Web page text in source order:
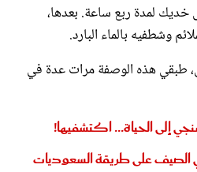
خديك لمدة ربع ساعة. بعدها،
وشطفيه بالماء البارد.
طبقي هذه الوصفة مرات عدة في
إلى الحياة... اكتشفيها!
الصيف على طريقة السعوديات